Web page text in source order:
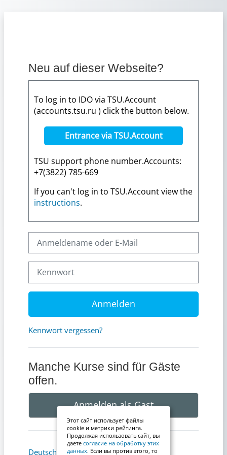
Neu auf dieser Webseite?
To log in to IDO via TSU.Account
(accounts.tsu.ru ) click the button below.
Entrance via TSU.Account
TSU support phone number.Accounts:
+7(3822) 785-669
If you can't log in to TSU.Account view the
instructions.
Anmelden
Kennwort vergessen?
Manche Kurse sind für Gäste
offen.
Anmelden als Gast
Deutsch ‎(de)‎ Cookie-Hinweis
Этот сайт использует файлы
cookie и метрики рейтинга.
Продолжая использовать сайт, вы
даете согласие на обработку этих
данных. Если вы против этого, то